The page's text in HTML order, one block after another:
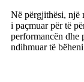
Në përgjithësi, një
i paçmuar për të
performancën dhe
ndihmuar të